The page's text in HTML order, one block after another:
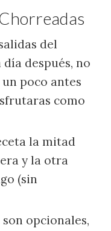
del
después, no
poco antes
como
la mitad
y la otra
(sin
son opcionales,